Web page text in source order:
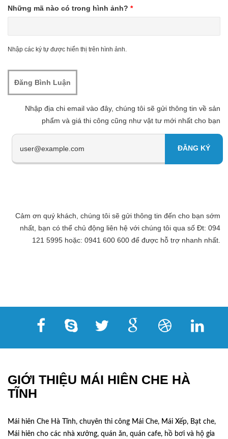
Những mã nào có trong hình ảnh? *
Nhập các ký tự được hiển thị trên hình ảnh.
Nhập địa chi email vào đây, chúng tôi sẽ gửi thông tin về sản
phẩm và giá thi công cũng như vật tư mới nhất cho bạn
Cảm ơn quý khách, chúng tôi sẽ gửi thông tin đến cho bạn sớm
nhất, bạn có thể chủ động liên hệ với chúng tôi qua số Đt: 094
121 5995 hoặc: 0941 600 600 để được hỗ trợ nhanh nhất.
GIỚI THIỆU MÁI HIÊN CHE HÀ
TĨNH
Mái hiên Che Hà Tĩnh, chuyên thi công Mái Che, Mái Xếp, Bạt che,
Mái hiên cho các nhà xưởng, quán ăn, quán cafe, hồ bơi và hộ gia